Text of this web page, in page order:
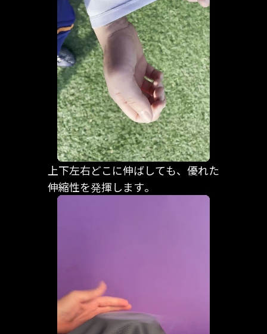
上下左右どこに伸ばしても、優れた
伸縮性を発揮します。